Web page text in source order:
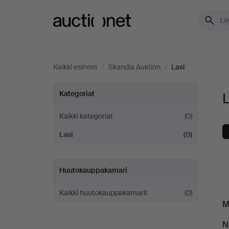
Kaikki esineet / Skandia Auktion / Lasi
Lasi
Skandia
Auktion
yrityksessä
Kategoriat
Kaikki kategoriat
(0)
Lasi
(0)
Huutokauppakamari
Kaikki huutokauppakamarit (0)